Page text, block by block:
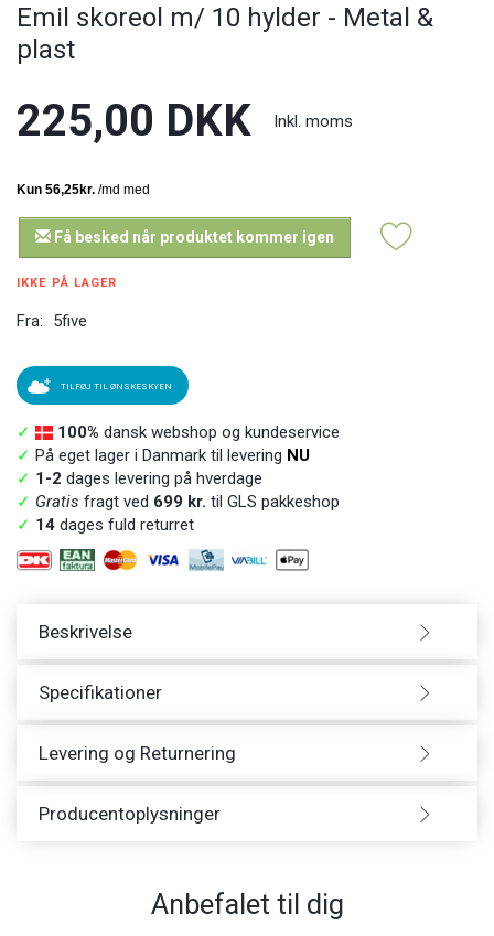
Emil skoreol m/ 10 hylder - Metal &
plast
225,00 DKK Inkl. moms
Få besked når produktet kommer igen
IKKE PÅ LAGER
Fra: 5five
TILFØJ TIL ØNSKESKYEN
✓ 100% dansk webshop og kundeservice
✓ På eget lager i Danmark til levering NU
✓ 1-2 dages levering på hverdage
✓ Gratis fragt ved 699 kr. til GLS pakkeshop
✓ 14 dages fuld returret
Beskrivelse
Specifikationer
Levering og Returnering
Producentoplysninger
Anbefalet til dig